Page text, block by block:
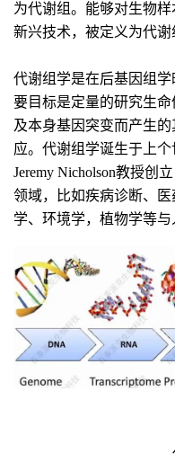
为代谢组。能够对生物
新兴技术，被定义为代谢
代谢组学是在后基因组
要目标是定量的研究生
及本身基因突变而产生
应。代谢组学诞生于上
Jeremy Nicholson教授创
领域，比如疾病诊断、
学、环境学，植物学等与